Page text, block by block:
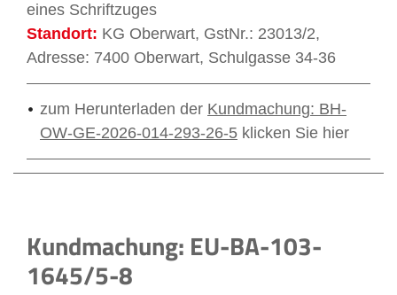
eines Schriftzuges
Standort: KG Oberwart, GstNr.: 23013/2,
Adresse: 7400 Oberwart, Schulgasse 34-36
zum Herunterladen der Kundmachung: BH-
OW-GE-2026-014-293-26-5 klicken Sie hier
Kundmachung: EU-BA-103-
1645/5-8